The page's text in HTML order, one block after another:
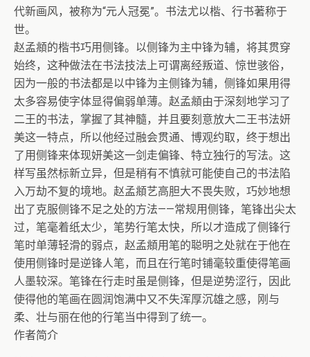
代新画风，被称为“元人冠冕”。书法尤以楷、行书著称于
世。
赵孟頫的楷书巧用侧锋。以侧锋为主中锋为辅，将其贯穿
始终，这种做法在书法技法上可谓离经叛道、惊世骇俗，
因为一般的书法都是以中锋为主侧锋为辅，侧锋如果用得
太多容易使字体显得偏弱单薄。赵孟頫由于深刻地学习了
二王的书法，掌握了其神髓，并且要刻意放大二王书法妍
美这一特点，所以他经过融会贯通、博观约取，终于想出
了用侧锋来体现妍美这一剑走偏锋、特立独行的写法。这
样写虽然标新立异，但是稍有不慎就可能使自己的书法陷
入万劫不复的境地。赵孟頫艺高胆大不畏失败，巧妙地想
出了克服侧锋不足之处的方法——常规用侧锋，笔锋出尖太
过，笔毫着纸太少，笔势行笔太快，所以才造成了侧锋行
笔时单薄轻滑的弱点，赵孟頫用笔的聪明之处就在于他在
使用侧锋时是逆锋人笔，而且在行笔时铺毫较重使得笔画
人墨较深。笔锋在行走时虽是侧锋，但是逆势涩行，因此
使得他的笔画在圆润饱满中又不失浑厚沉雄之感，刚与
柔、壮与丽在他的行笔当中得到了统一。
作者简介